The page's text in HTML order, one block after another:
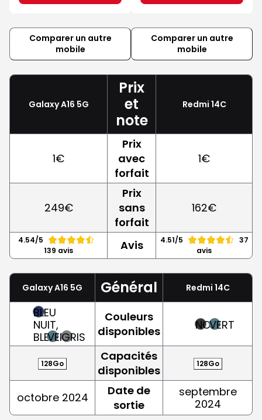
Comparer un autre
mobile
Comparer un autre
mobile
Galaxy A16 5G
Prix
et
note
Redmi 14C
1€
Prix
avec
forfait
1€
249€
Prix
sans
forfait
162€
4.54/5
139 avis
Avis 4.51/5
37
avis
Galaxy A16 5G Général Redmi 14C
BLEU
NUIT,
BLEUVERTGRIS
Couleurs
disponibles
NOIRVERT
128Go
Capacités
disponibles
128Go
octobre 2024
Date de
sortie
septembre
2024